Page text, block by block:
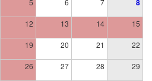
8
12 13 14 15
19 20 21 22
26 27 28 29